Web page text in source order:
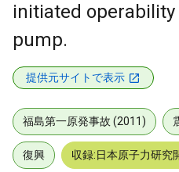
initiated
pump.
提供元サイトで表示
福島第一原発事故 (2011)
復興 収録:日本原子力研究